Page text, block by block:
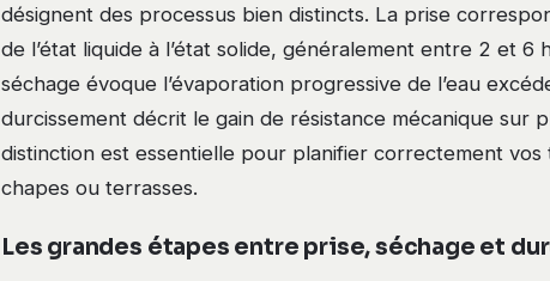
désignent des processus bien distincts. La prise
de l’état liquide à l’état solide, généralement entre 2 et 6
séchage évoque l’évaporation progressive de l’eau
durcissement décrit le gain de résistance mécanique sur
distinction est essentielle pour planifier correctement vos
chapes ou terrasses.
Les grandes étapes entre prise, séchage et